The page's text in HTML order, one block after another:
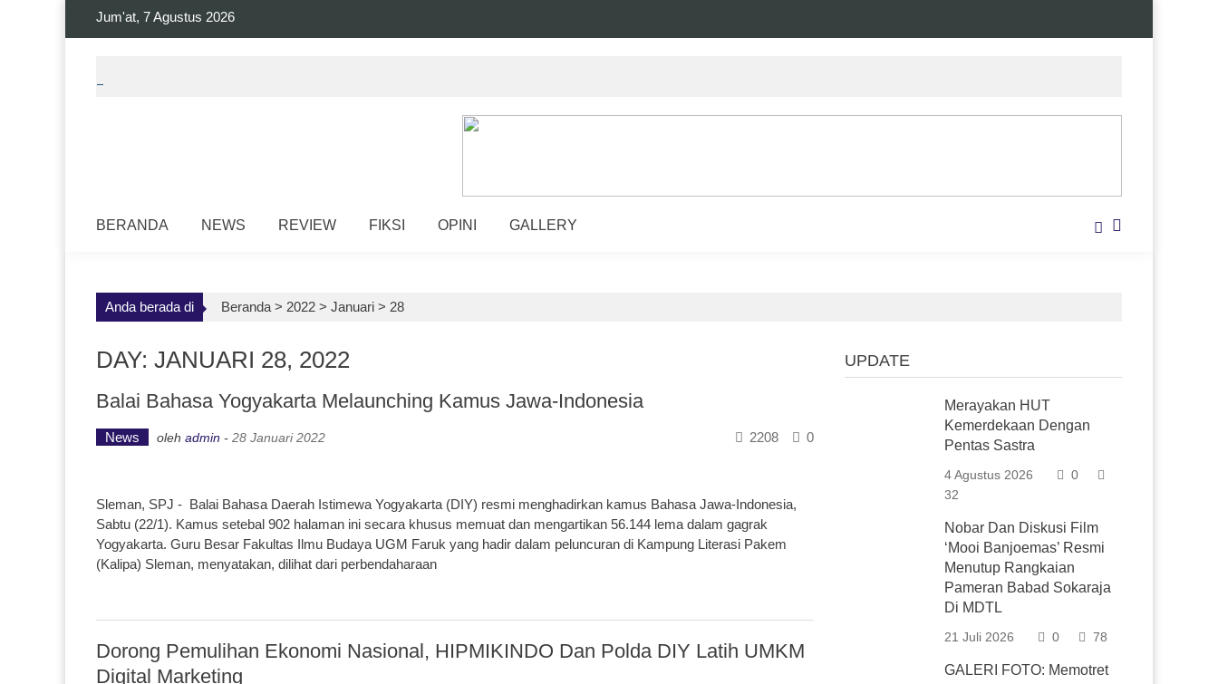
Jum'at, 7 Agustus 2026
BERANDA NEWS REVIEW FIKSI OPINI GALLERY
Anda berada di Beranda > 2022 > Januari > 28
DAY: JANUARI 28, 2022
Balai Bahasa Yogyakarta Melaunching Kamus Jawa-Indonesia
News oleh admin - 28 Januari 2022 0
2208
Sleman, SPJ - Balai Bahasa Daerah Istimewa Yogyakarta (DIY) resmi menghadirkan kamus Bahasa Jawa-Indonesia,
Sabtu (22/1). Kamus setebal 902 halaman ini secara khusus memuat dan mengartikan 56.144 lema dalam gagrak
Yogyakarta. Guru Besar Fakultas Ilmu Budaya UGM Faruk yang hadir dalam peluncuran di Kampung Literasi Pakem
(Kalipa) Sleman, menyatakan, dilihat dari perbendaharaan
Dorong Pemulihan Ekonomi Nasional, HIPMIKINDO Dan Polda DIY Latih UMKM
Digital Marketing
UPDATE
Merayakan HUT
Kemerdekaan Dengan
Pentas Sastra
4 Agustus 2026
0
32
Nobar Dan Diskusi Film
‘Mooi Banjoemas’ Resmi
Menutup Rangkaian
Pameran Babad Sokaraja
Di MDTL
21 Juli 2026 0 78
GALERI FOTO: Memotret